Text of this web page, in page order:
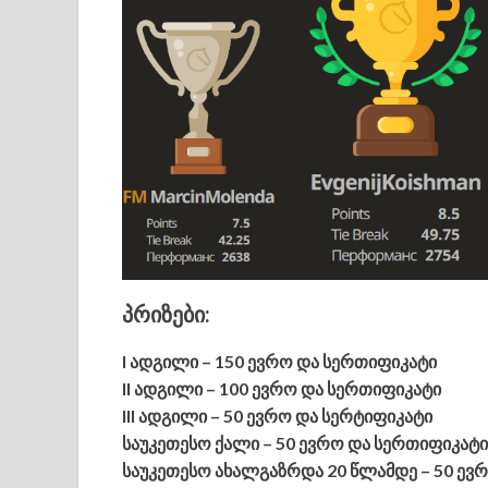
პრიზები:
I ადგილი – 150 ევრო და სერთიფიკატი
II ადგილი – 100 ევრო და სერთიფიკატი
III ადგილი – 50 ევრო და სერტიფიკატი
საუკეთესო ქალი – 50 ევრო და სერთიფიკატი
საუკეთესო ახალგაზრდა 20 წლამდე – 50